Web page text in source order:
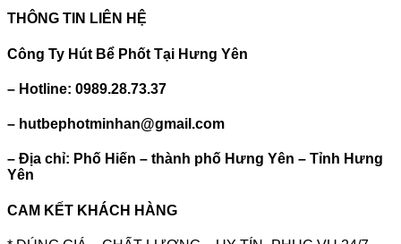
THÔNG TIN LIÊN HỆ
Công Ty Hút Bể Phốt Tại Hưng Yên
– Hotline: 0989.28.73.37
– hutbephotminhan@gmail.com
– Địa chỉ: Phố Hiến – thành phố Hưng Yên – Tỉnh Hưng
Yên
CAM KẾT KHÁCH HÀNG